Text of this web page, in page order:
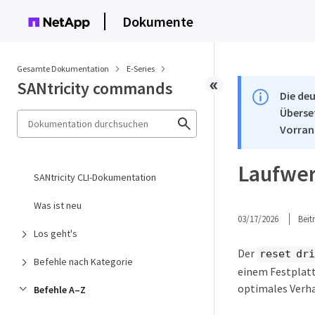
Dokumente
Gesamte Dokumentation E-Series
SANtricity commands
SANtricity CLI-Dokumentation
Was ist neu
Los geht's
Befehle nach Kategorie
Befehle A–Z
Die
03/17/2026
Der reset
einem
optimales